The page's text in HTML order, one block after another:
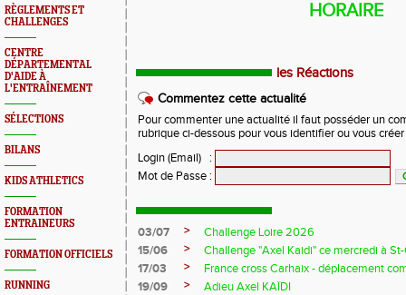
RÈGLEMENTS ET
CHALLENGES
CENTRE
DÉPARTEMENTAL
D'AIDE À
L'ENTRAÎNEMENT
SÉLECTIONS
BILANS
KIDS ATHLETICS
FORMATION
ENTRAINEURS
FORMATION OFFICIELS
RUNNING
HORAIRE
les Réactions
Commentez cette actualité
Pour commenter une actualité il faut posséder un
rubrique ci-dessous pour vous identifier ou vous
Login (Email)
:
Mot de Passe :
03/07 >
Challenge Loire 2026
15/06
>
Challenge "Axel Kaidi" ce mercredi à
17/03
>
France cross Carhaix - déplacement
19/09
>
Adieu Axel KAÏDI